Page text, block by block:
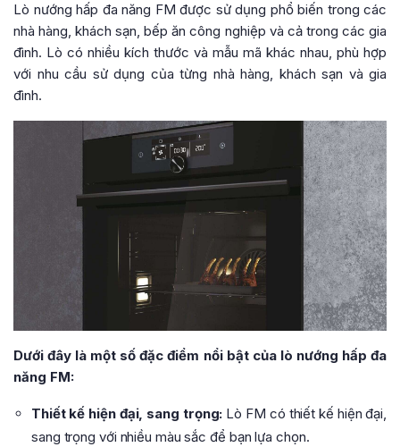
Lò nướng hấp đa năng FM được sử dụng phổ biến trong các
nhà hàng, khách sạn, bếp ăn công nghiệp và cả trong các gia
đình. Lò có nhiều kích thước và mẫu mã khác nhau, phù hợp
với nhu cầu sử dụng của từng nhà hàng, khách sạn và gia
đình.
Dưới đây là một số đặc điểm nổi bật của lò nướng hấp đa
năng FM:
Thiết kế hiện đại, sang trọng: Lò FM có thiết kế hiện đại,
sang trọng với nhiều màu sắc để bạn lựa chọn.